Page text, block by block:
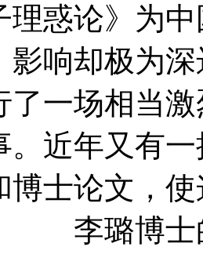
理惑论》为
影响却极为
了一场相当
。近年又有
博士论文，
李璐博士